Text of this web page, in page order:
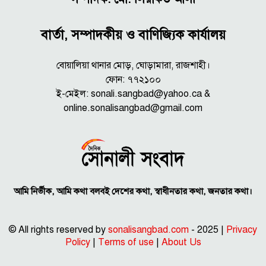
বার্তা, সম্পাদকীয় ও বাণিজ্যিক কার্যালয়
বোয়ালিয়া থানার মোড়, ঘোড়ামারা, রাজশাহী।
ফোন: ৭৭২১০০
ই-মেইল: sonali.sangbad@yahoo.ca &
online.sonalisangbad@gmail.com
আমি নির্ভীক, আমি কথা বলবই দেশের কথা, স্বাধীনতার কথা, জনতার কথা।
© All rights reserved by sonalisangbad.com - 2025 | Privacy
Policy| Terms of use | About Us